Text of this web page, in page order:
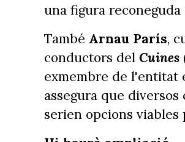
una figura reconeguda
També Arnau París,
conductors del Cuines
exmembre de l'entitat
assegura que
serien opcions